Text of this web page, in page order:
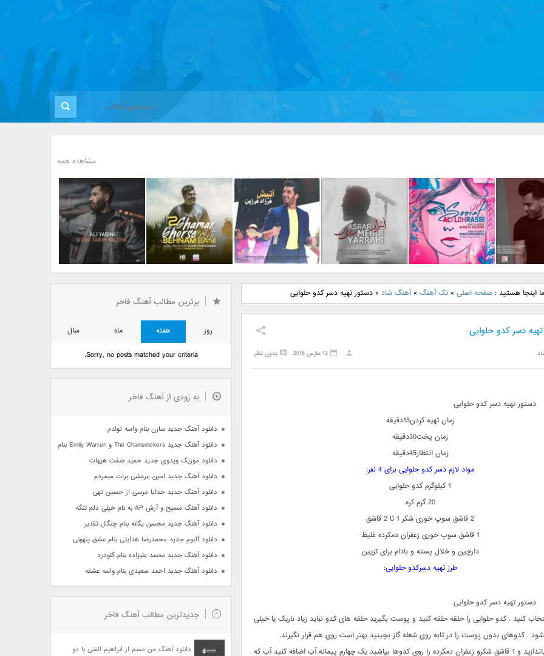
مشاهده همه
جدید رضا
بنام نگار
دانلود آهنگ جدید علی
لهراسبی بنام صورت
دانلود آهنگ جدید مهدی
یراحی بنام اسرار
دانلود آهنگ جدید فرزاد
فرزین بنام آتیش
بانی بنام قرص قمر 2
یاسینی بنام دورترین نزدیک
اینجا هستید :صفحه اصلی »تک آهنگ »آهنگ شاد »دستور تهیه دسر کدو حلوایی
دسر کدو حلوایی
بدون نظر 13 مارس 2018
دستور تهیه دسر کدو حلوایی
زمان تهیه کردن15دقیقه
زمان پخت30دقیقه
زمان انتظار45دقیقه
مواد لازم ذسر کدو حلوایی برای 4 نفر:
1 کیلوگرم کدو حلوایی
20 گرم کره
2 قاشق سوپ خوری شکر 1 تا 2 قاشق
1 قاشق سوپ خوری زعفران دمکرده غلیظ
دارچین و خلال پسته و بادام برای تزیین
طرز تهیه دسرکدو حلوایی:
دستور تهیه دسر کدو حلوایی
کنید . کدو حلوایی را حلقه حلقه کنید و پوست بگیرید حلقه های کدو نباید زیاد باریک یا خیلی
. کدوهای بدون پوست را در تابه روی شعله گاز بچینید بهتر است روی هم قرار نگیرند.
کره را در تابه بیاندازید و 1 قاشق شکرو زعفران دمکرده را روی کدوها بپاشید یک چهارم پیمانه آب اضافه کنید آب که
برترین مطالب آهنگ فاخر
روز هفته ماه
سال
Sorry, no posts matched your criteria.
به زودی از آهنگ فاخر
دانلود آهنگ جدید سارن بنام واسه تولدم
دانلود آهنگ جدید The Chainsmokers و Emily Warren بنام Side Effects
دانلود موزیک ویدوی جدید حمید صفت هیهات
دانلود آهنگ جدید امین مرعشی برات میمردم
دانلود آهنگ جدید خدایا مرسی از حسین تهی
دانلود آهنگ مسیح و آرش AP به نام خیلی دلم تنگه
دانلود آهنگ جدید محسن یگانه بنام چنگال تقدیر
دانلود آلبوم جدید محمدرضا هدایتی بنام عشق پنهونی
دانلود آهنگ جدید محمد علیزاده بنام گلودرد
دانلود آهنگ جدید احمد سعیدی بنام واسه عشقه
جدیدترین مطالب آهنگ فاخر
دانلود آهنگ من مسم از ابراهیم الفتی با دو